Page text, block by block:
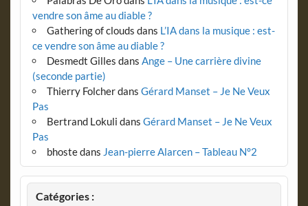
vendre son âme au diable ?
Gathering of clouds dans L’IA dans la musique : est-
ce vendre son âme au diable ?
Desmedt Gilles dans Ange – Une carrière divine
(seconde partie)
Thierry Folcherdans Gérard Manset – Je Ne Veux
Pas
Bertrand Lokuli dans Gérard Manset – Je Ne Veux
Pas
bhostedans Jean-pierre Alarcen – Tableau N°2
Catégories :